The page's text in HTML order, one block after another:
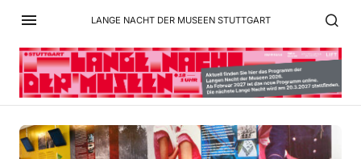
LANGE NACHT DER MUSEEN STUTTGART